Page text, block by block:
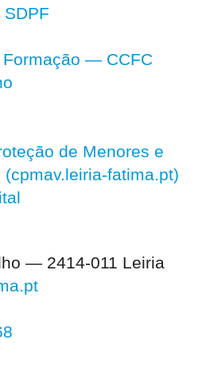
Formação — CCFC
de Menores e
fatima.pt)
— 2414-011 Leiria